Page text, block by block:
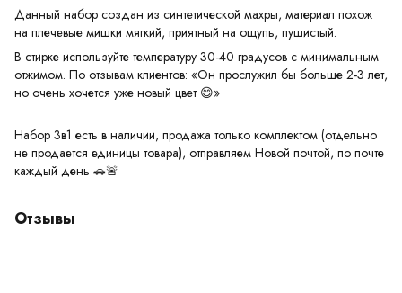
Данный набор создан из синтетической махры, материал похож
на плечевые мишки мягкий, приятный на ощупь, пушистый.
В стирке используйте температуру 30-40 градусов с минимальным
отжимом. По отзывам клиентов: «Он прослужил бы больше 2-3 лет,
но очень хочется уже новый цвет 😄»
Набор 3в1 есть в наличии, продажа только комплектом (отдельно
не продается единицы товара), отправляем Новой почтой, по почте
каждый день 🚗🚨
Отзывы